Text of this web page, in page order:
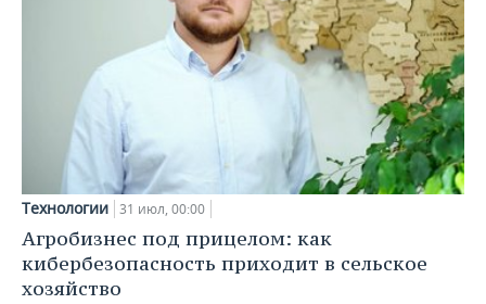
Технологии 31 июл, 00:00
Агробизнес под прицелом: как
кибербезопасность приходит в сельское
хозяйство